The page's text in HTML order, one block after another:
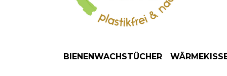
BIENENWACHSTÜCHER